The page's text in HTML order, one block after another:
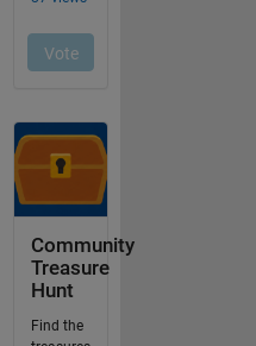
Community
Treasure
Hunt
Find the